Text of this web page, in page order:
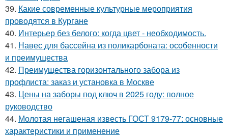
39. Какие современные культурные мероприятия
проводятся в Кургане
40. Интерьер без белого: когда цвет - необходимость.
41. Навес для бассейна из поликарбоната: особенности
и преимущества
42. Преимущества горизонтального забора из
профлиста: заказ и установка в Москве
43. Цены на заборы под ключ в 2025 году: полное
руководство
44. Молотая негашеная известь ГОСТ 9179-77: основные
характеристики и применение